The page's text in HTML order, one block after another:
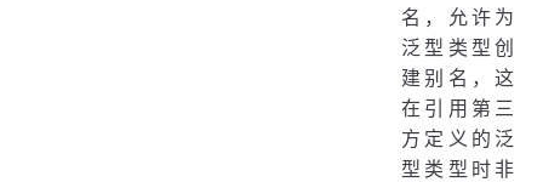
名，允许为
泛型类型创
建别名，这
在引用第三
方定义的泛
型类型时非